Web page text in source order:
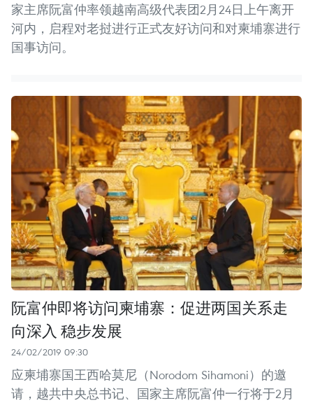
家主席阮富仲率领越南高级代表团2月24日上午离开
河内，启程对老挝进行正式友好访问和对柬埔寨进行
国事访问。
阮富仲即将访问柬埔寨：促进两国关系走
向深入 稳步发展
24/02/2019 09:30
应柬埔寨国王西哈莫尼（Norodom Sihamoni）的邀
请，越共中央总书记、国家主席阮富仲一行将于2月